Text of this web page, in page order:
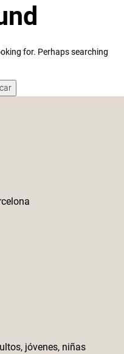
for. Perhaps searching
jóvenes, niñas